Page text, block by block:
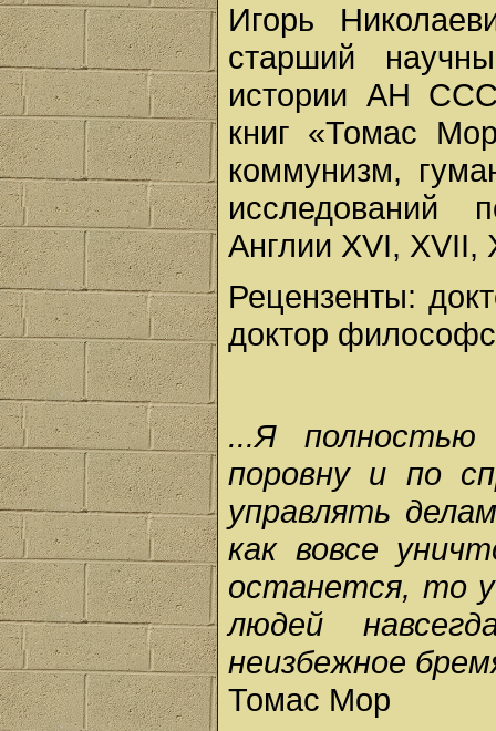
Игорь
старший
истории АН
книг «Томас
коммунизм,
исследований
Англии XVI, XVII,
Рецензенты:
доктор
...Я полностью
поровну и по
управлять
как вовсе
останется, то
людей
неизбежное
Томас Мор